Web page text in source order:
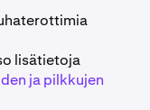
lisätietoja
ja pilkkujen